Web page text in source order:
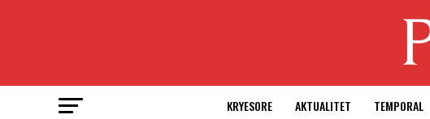
KRYESORE AKTUALITET TEMPORAL